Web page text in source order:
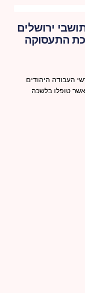
ירושלים
התעסוקה
העבודה היהודים
טופלו בלשכה